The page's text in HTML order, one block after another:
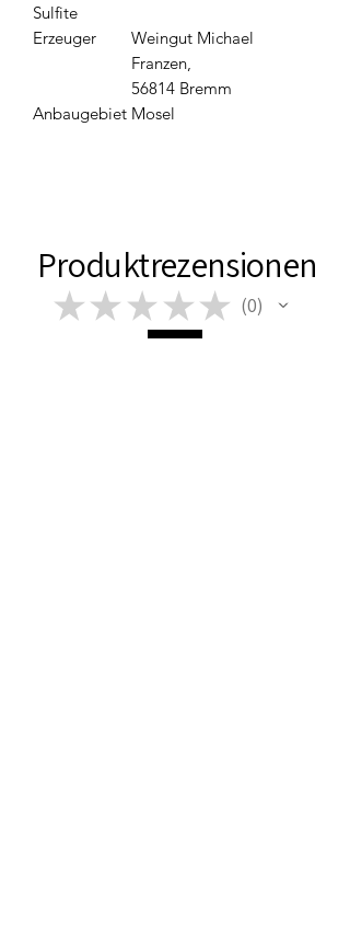
Sulfite
Erzeuger
Weingut Michael
Franzen,
56814 Bremm
Anbaugebiet Mosel
Produktrezensionen
★ ★ ★ ★ ★ 0
0